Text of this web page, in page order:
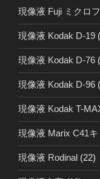
現像液 Fuji ミクロ
現像液 Kodak D-19
現像液 Kodak D-76
現像液 Kodak D-96
現像液 Kodak T-
現像液 Marix C41
現像液 Rodinal (22)